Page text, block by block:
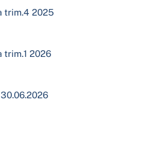
trim.4 2025
trim.1 2026